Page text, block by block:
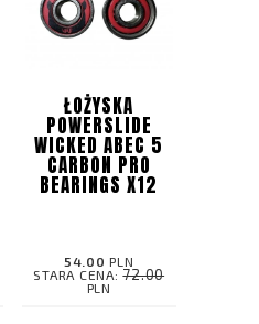
ŁOŻYSKA
POWERSLIDE
WICKED ABEC 5
CARBON PRO
BEARINGS X12
54.00 PLN
STARA CENA:72.00
PLN